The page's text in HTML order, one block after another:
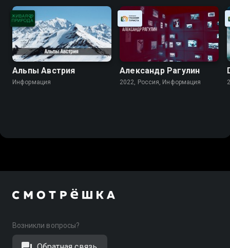
Альпы Австрия
Информация
Александр Рагулин
2022, Россия, Информация
Возникли вопросы?